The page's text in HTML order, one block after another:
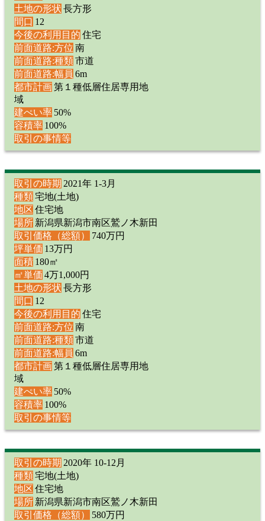
土地の形状 長方形
間口 12
今後の利用目的 住宅
前面道路:方位 南
前面道路:種類 市道
前面道路:幅員 6m
都市計画 第１種低層住居専用地
域
建ぺい率 50%
容積率 100%
取引の事情等
取引の時期 2021年 1-3月
種類 宅地(土地)
地区 住宅地
場所 新潟県新潟市南区鷲ノ木新田
取引価格（総額）
740万円
坪単価 13万円
面積 180㎡
㎡単価 4万1,000円
土地の形状 長方形
間口 12
今後の利用目的 住宅
前面道路:方位 南
前面道路:種類 市道
前面道路:幅員 6m
都市計画 第１種低層住居専用地
域
建ぺい率 50%
容積率 100%
取引の事情等
取引の時期 2020年 10-12月
種類 宅地(土地)
地区 住宅地
場所 新潟県新潟市南区鷲ノ木新田
取引価格（総額）
580万円